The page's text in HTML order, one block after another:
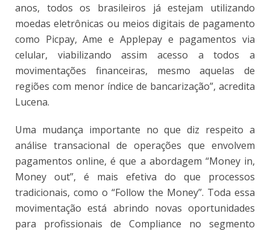
anos, todos os brasileiros já estejam utilizando
moedas eletrônicas ou meios digitais de pagamento
como Picpay, Ame e Applepay e pagamentos via
celular, viabilizando assim acesso a todos a
movimentações financeiras, mesmo aquelas de
regiões com menor índice de bancarização”, acredita
Lucena.
Uma mudança importante no que diz respeito a
análise transacional de operações que envolvem
pagamentos online, é que a abordagem “Money in,
Money out”, é mais efetiva do que processos
tradicionais, como o “Follow the Money”. Toda essa
movimentação está abrindo novas oportunidades
para profissionais de Compliance no segmento